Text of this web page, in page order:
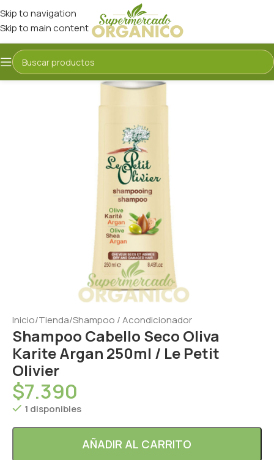
Skip to navigation
Skip to main content
Inicio/Tienda/Shampoo / Acondicionador
Shampoo Cabello Seco Oliva
Karite Argan 250ml / Le Petit
Olivier
$7.390
1 disponibles
AÑADIR AL CARRITO